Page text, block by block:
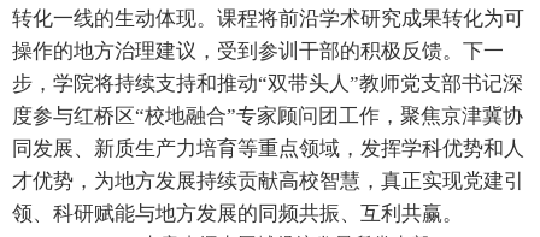
转化一线的生动体现。课程将前沿学术研究成果转化为可
操作的地方治理建议，受到参训干部的积极反馈。 下一
步，学院将持续支持和推动“双带头人”教师党支部书记深
度参与红桥区“校地融合”专家顾问团工作，聚焦京津冀协
同发展、新质生产力培育等重点领域，发挥学科优势和人
才优势，为地方发展持续贡献高校智慧，真正实现党建引
领、科研赋能与地方发展的同频共振、互利共赢。